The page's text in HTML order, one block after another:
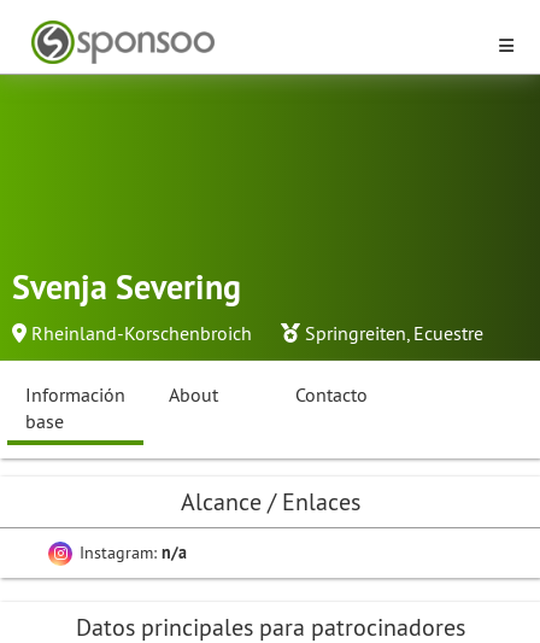
Svenja Severing
Rheinland-Korschenbroich Springreiten, Ecuestre
Información
base
About Contacto
Alcance / Enlaces
Instagram: n/a
Datos principales para patrocinadores